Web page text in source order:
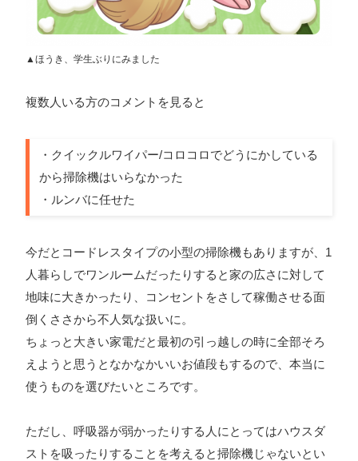
▲ほうき、学生ぶりにみました
複数人いる方のコメントを見ると
・クイックルワイパー/コロコロでどうにかしている
から掃除機はいらなかった
・ルンバに任せた
今だとコードレスタイプの小型の掃除機もありますが、1
人暮らしでワンルームだったりすると家の広さに対して
地味に大きかったり、コンセントをさして稼働させる面
倒くささから不人気な扱いに。
ちょっと大きい家電だと最初の引っ越しの時に全部そろ
えようと思うとなかなかいいお値段もするので、本当に
使うものを選びたいところです。
ただし、呼吸器が弱かったりする人にとってはハウスダ
ストを吸ったりすることを考えると掃除機じゃないとい